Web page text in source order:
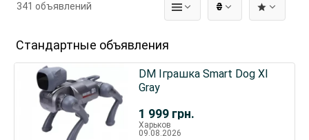
₴
341 объявлений
Стандартные объявления
1 999 грн.
DM Іграшка Smart Dog XI
Gray
Харьков
09.08.2026